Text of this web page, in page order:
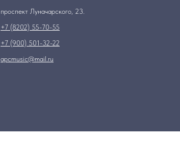
проспект Луначарского, 23.
+7 (8202) 55-70-55
+7 (900) 501-32-22
apcmusic@mail.ru